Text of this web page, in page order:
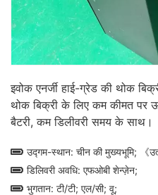
इवोक एनर्जी हाई-ग्रेड की थोक
थोक बिक्री के लिए कम कीमत पर
बैटरी, कम डिलीवरी समय के साथ।
उद्गम-स्थान: चीन की मुख्यभूमि; 《
डिलिवरी अवधि: एफओबी शेन्ज़ेन;
भुगतान: टी/टी; एल/सी; वू;